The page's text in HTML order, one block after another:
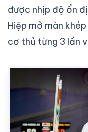
được nhịp độ ổn
Hiệp mở màn
cơ thủ từng 3 lần